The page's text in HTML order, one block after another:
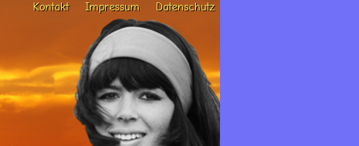
Kontakt Impressum Datenschutz